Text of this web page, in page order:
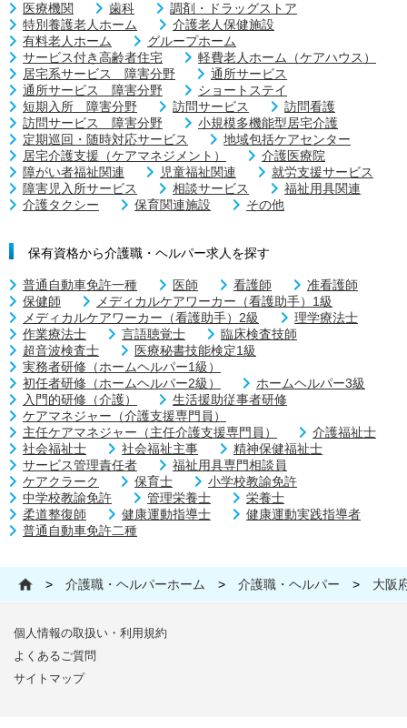
医療機関 歯科
調剤・ドラッグストア
特別養護老人ホーム
介護老人保健施設
有料老人ホーム
グループホーム
サービス付き高齢者住宅
軽費老人ホーム（ケアハウス）
居宅系サービス 障害分野
通所サービス
通所サービス 障害分野
ショートステイ
短期入所 障害分野
訪問サービス
訪問看護
訪問サービス 障害分野
小規模多機能型居宅介護
定期巡回・随時対応サービス
地域包括ケアセンター
居宅介護支援（ケアマネジメント）
介護医療院
障がい者福祉関連
児童福祉関連
就労支援サービス
障害児入所サービス
相談サービス
福祉用具関連
介護タクシー
保育関連施設 その他
保有資格から介護職・ヘルパー求人を探す
普通自動車免許一種 医師 看護師
准看護師
保健師
メディカルケアワーカー（看護助手）1級
メディカルケアワーカー（看護助手）2級
理学療法士
作業療法士
言語聴覚士
臨床検査技師
超音波検査士
医療秘書技能検定1級
実務者研修（ホームヘルパー1級）
初任者研修（ホームヘルパー2級）
ホームヘルパー3級
入門的研修（介護）
生活援助従事者研修
ケアマネジャー（介護支援専門員）
主任ケアマネジャー（主任介護支援専門員）
介護福祉士
社会福祉士
社会福祉主事
精神保健福祉士
サービス管理責任者
福祉用具専門相談員
ケアクラーク
保育士
小学校教諭免許
中学校教諭免許
管理栄養士
栄養士
柔道整復師
健康運動指導士
健康運動実践指導者
普通自動車免許二種
> 介護職・ヘルパーホーム > 介護職・ヘルパー > 大阪
個人情報の取扱い・利用規約
よくあるご質問
サイトマップ